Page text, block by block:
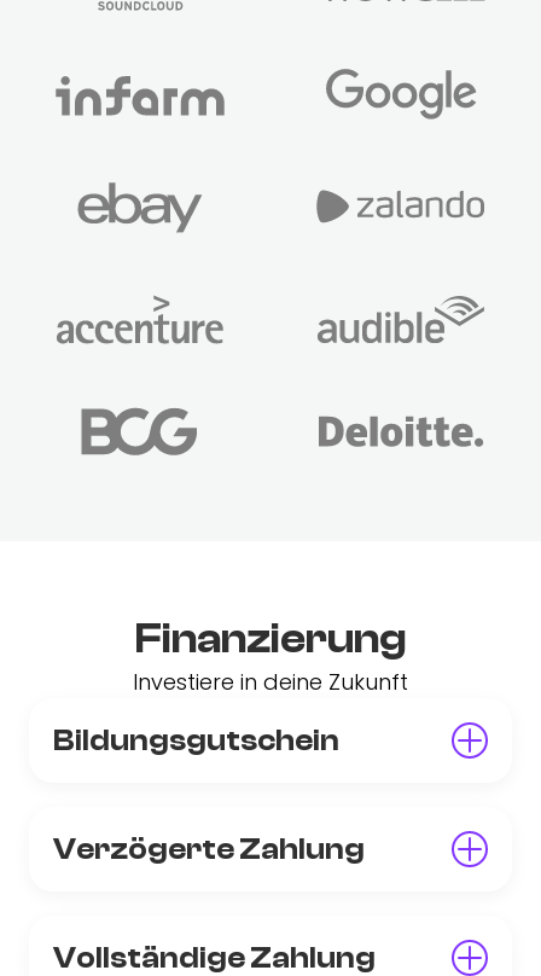
Finanzierung
Investiere in deine Zukunft
Bildungsgutschein
Verzögerte Zahlung
Vollständige Zahlung